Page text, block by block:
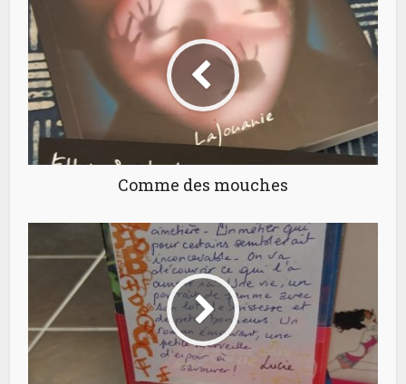
Comme des mouches